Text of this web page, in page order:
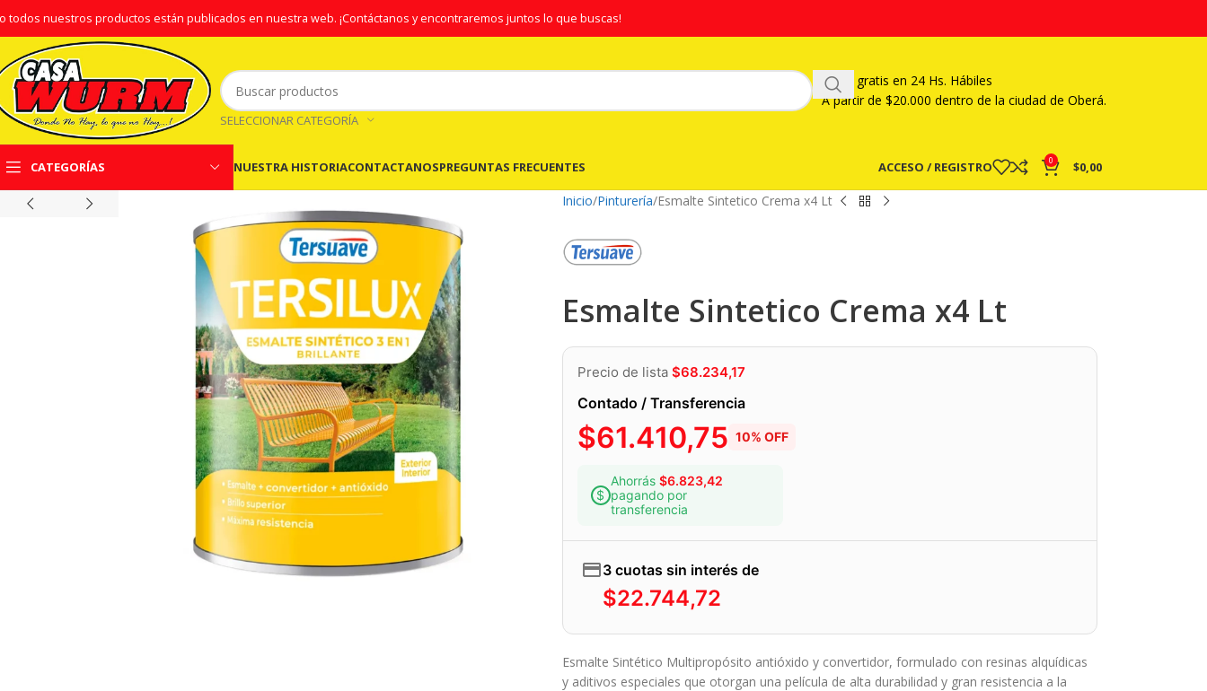
todos nuestros productos están publicados en nuestra web. ¡Contáctanos y encontraremos juntos lo que buscas!
SELECCIONAR CATEGORÍA
Envío gratis en 24 Hs. Hábiles
A partirde $20.000 dentro de la ciudad de Oberá.
CATEGORÍAS NUESTRA HISTORIACONTACTANOSPREGUNTAS FRECUENTES ACCESO / REGISTRO 0 $0,00
Inicio Pinturería Esmalte Sintetico Crema x4 Lt
Esmalte Sintetico Crema x4 Lt
Precio de lista $68.234,17
Contado / Transferencia
$61.410,75 10% OFF
Ahorrás $6.823,42
pagando por
transferencia
3 cuotas sin interés de
$22.744,72
Esmalte Sintético Multipropósito antióxido y convertidor, formulado con resinas alquídicas
y aditivos especiales que otorgan una película de alta durabilidad y gran resistencia a la